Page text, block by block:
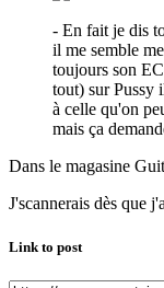
- En fait je dis
il me semble
toujours son
tout) sur Pussy
à celle qu'on
mais ça
Dans le magasine
J'scannerais dès que
Link to post